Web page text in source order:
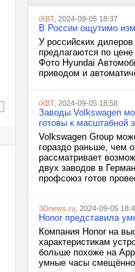
iXBT, 2024-09-05 18:37
В России ощутимо
У российских
предлагаются по
Фото Hyundai
приводом и
iXBT, 2024-09-05 18:58
Заводы Volkswagen
готовы к масштабной
Volkswagen Group
гораздо раньше, чем
рассматривает
двух заводов в
профсоюз готов
3Dnews.ru , 2024-09-05
Honor представила
Компания Honor на
характеристикам
больше похоже на
умные часы